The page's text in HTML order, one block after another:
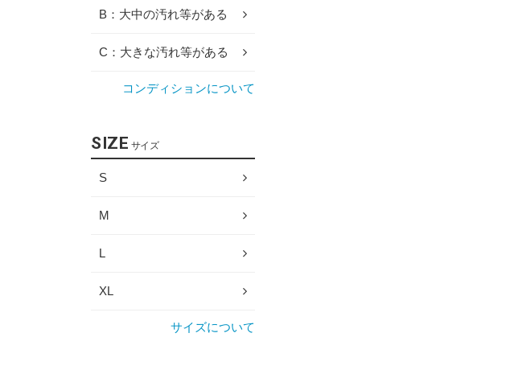
B：大中の汚れ等がある
C：大きな汚れ等がある
コンディションについて
SIZE サイズ
S
M
L
XL
サイズについて